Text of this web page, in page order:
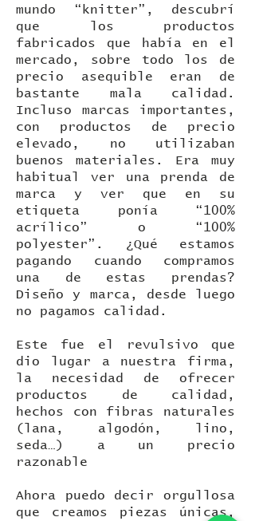
mundo “knitter”, descubrí
que los productos
fabricados que había en el
mercado, sobre todo los de
precio asequible eran de
bastante mala calidad.
Incluso marcas importantes,
con productos de precio
elevado, no utilizaban
buenos materiales. Era muy
habitual ver una prenda de
marca y ver que en su
etiqueta ponía “100%
acrílico” o “100%
polyester”. ¿Qué estamos
pagando cuando compramos
una de estas prendas?
Diseño y marca, desde luego
no pagamos calidad.
Este fue el revulsivo que
dio lugar a nuestra firma,
la necesidad de ofrecer
productos de calidad,
hechos con fibras naturales
(lana, algodón, lino,
seda…) a un precio
razonable
Ahora puedo decir orgullosa
que creamos piezas únicas,